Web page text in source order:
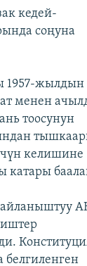
кедей-
соңуна
1957-жылдын
менен
тоосунун
келишине
катары